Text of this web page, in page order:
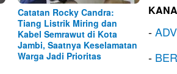
Catatan Rocky Candra:
Tiang Listrik Miring dan
Kabel Semrawut di Kota
Jambi, Saatnya Keselamatan
Warga Jadi Prioritas
-
-